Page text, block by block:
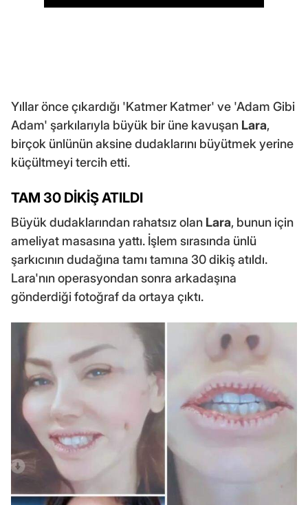
Yıllar önce çıkardığı 'Katmer Katmer' ve 'Adam Gibi
Adam' şarkılarıyla büyük bir üne kavuşan Lara,
birçok ünlünün aksine dudaklarını büyütmek yerine
küçültmeyi tercih etti.
TAM 30 DİKİŞ ATILDI
Büyük dudaklarından rahatsız olan Lara, bunun için
ameliyat masasına yattı. İşlem sırasında ünlü
şarkıcının dudağına tamı tamına 30 dikiş atıldı.
Lara'nın operasyondan sonra arkadaşına
gönderdiği fotoğraf da ortaya çıktı.